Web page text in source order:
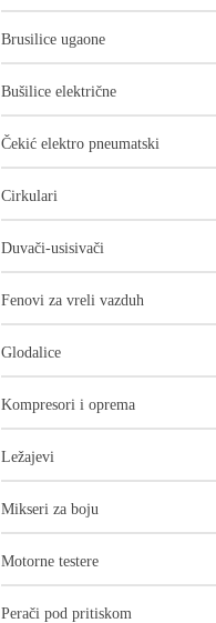
Brusilice ugaone
Bušilice električne
Čekić elektro pneumatski
Cirkulari
Duvači-usisivači
Fenovi za vreli vazduh
Glodalice
Kompresori i oprema
Ležajevi
Mikseri za boju
Motorne testere
Perači pod pritiskom